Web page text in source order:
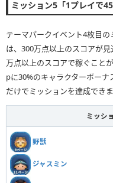
ミッション5「1プレイで
テーマパークイベント4枚目の
は、300万点以上のスコアが
万点以上のスコアで稼ぐこと
pに30%のキャラクターボー
だけでミッションを達成できま
ミッシ
野獣
ジャスミン